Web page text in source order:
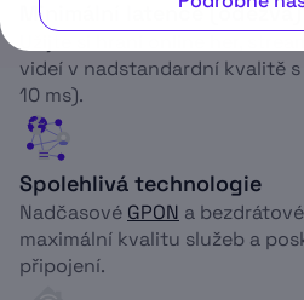
Minimální latence (odezva)
videí v nadstandardní kvalitě
10 ms).
Spolehlivá technologie
Nadčasové GPON a
maximální kvalitu služeb a
připojení.